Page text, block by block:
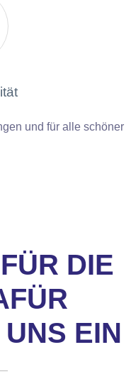
und für alle schöner
DIE
EIN